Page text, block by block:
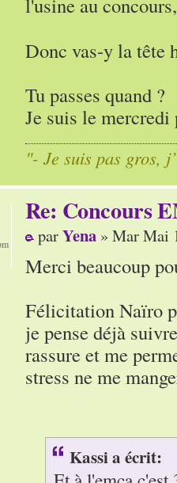
Donc vas-y la tête
Tu passes quand ?
Je suis le mercredi
"- Je suis pas gros,
Re: Concours
parYena » Mar Mai
Merci beaucoup
Félicitation Naïro
je pense déjà
rassure et me
stress ne me
Kassi a écrit: